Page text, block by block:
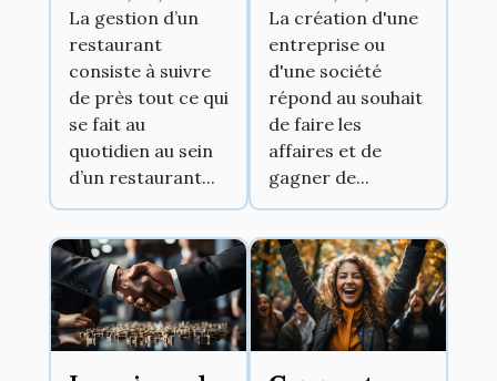
restaurant
La gestion d’un
restaurant
consiste à suivre
de près tout ce qui
se fait au
quotidien au sein
d’un restaurant...
devenir un
bon manager ?
La création d'une
entreprise ou
d'une société
répond au souhait
de faire les
affaires et de
gagner de...